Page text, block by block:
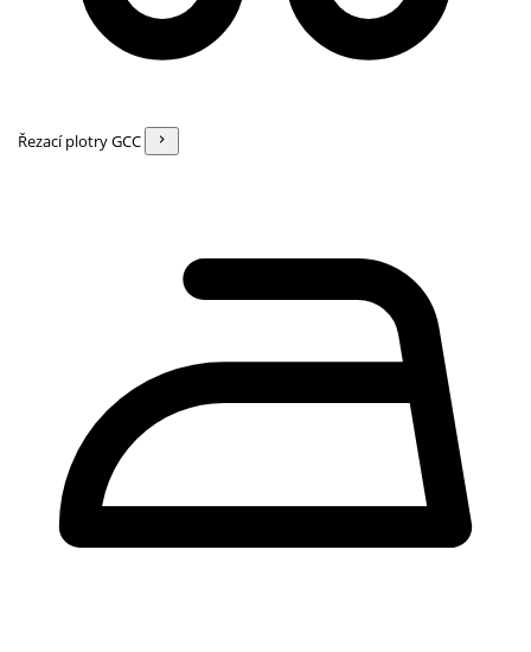
Řezací plotry GCC